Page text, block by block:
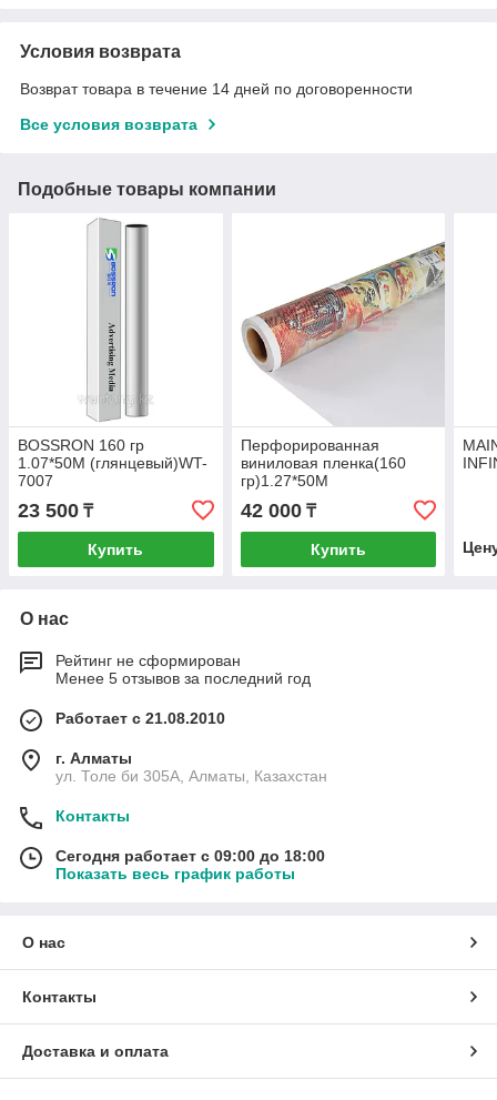
Условия возврата
Возврат товара в течение 14 дней по договоренности
Все условия возврата
Подобные товары компании
BOSSRON 160 гр
1.07*50M (глянцевый)WT-
7007
23 500 ₸
Купить
Перфорированная
виниловая пленка(160
гр)1.27*50M
42 000₸
Купить
О нас
Рейтинг не сформирован
Менее 5 отзывов за последний год
Работает с 21.08.2010
г. Алматы
ул. Толе би 305А, Алматы, Казахстан
Контакты
Сегодня работает с 09:00 до 18:00
Показать весь график работы
О нас
Контакты
Доставка и оплата